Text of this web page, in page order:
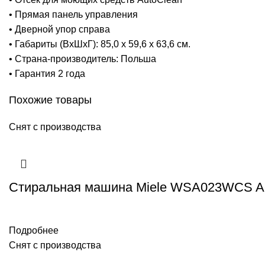
• Прямая панель управления
• Дверной упор справа
• Габариты (ВхШхГ): 85,0 x 59,6 x 63,6 см.
• Страна-производитель: Польша
• Гарантия 2 года
Похожие товары
Снят с производства
Стиральная машина Miele WSA023WCS
Подробнее
Снят с производства